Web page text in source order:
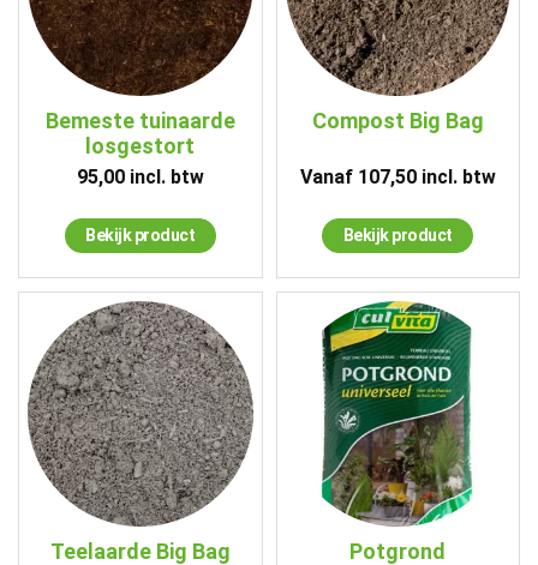
Bemeste tuinaarde
losgestort
95,00incl. btw
Bekijk product
Compost Big Bag
Vanaf 107,50incl. btw
Bekijk product
Teelaarde Big Bag Potgrond